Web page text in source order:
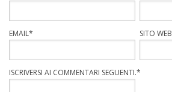
EMAIL* SITO WEB
ISCRIVERSI AI COMMENTARI SEGUENTI.*